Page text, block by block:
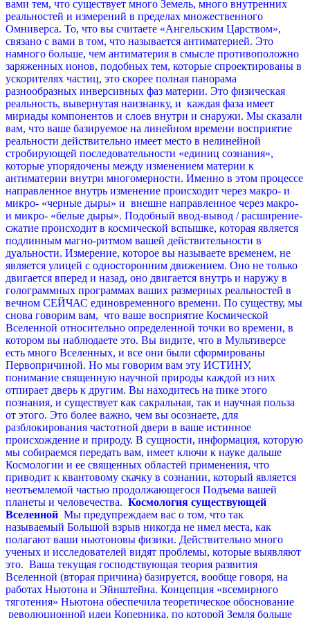
вами тем, что существует много Земель, много внутренних
реальностей и измерений в пределах множественного
Омниверса. То, что вы считаете «Ангельским Царством»,
связано с вами в том, что называется антиматерией. Это
намного больше, чем антиматерия в смысле противоположно
заряженных ионов, подобных тем, которые спроектированы в
ускорителях частиц, это скорее полная панорама
разнообразных инверсивных фаз материи. Это физическая
реальность, вывернутая наизнанку, и каждая фаза имеет
мириады компонентов и слоев внутри и снаружи. Мы сказали
вам, что ваше базируемое на линейном времени восприятие
реальности действительно имеет место в нелинейной
стробирующей последовательности «единиц сознания»,
которые упорядочены между изменением материи к
антиматерии внутри многомерности. Именно в этом процессе
направленное внутрь изменение происходит через макро- и
микро- «черные дыры» и внешне направленное через макро-
и микро- «белые дыры». Подобный ввод-вывод / расширение-
сжатие происходит в космической вспышке, которая является
подлинным магно-ритмом вашей действительности в
дуальности. Измерение, которое вы называете временем, не
является улицей с односторонним движением. Оно не только
двигается вперед и назад, оно двигается внутрь и наружу в
голограммных программах ваших размерных реальностей в
вечном СЕЙЧАС единовременного времени. По существу, мы
снова говорим вам, что ваше восприятие Космической
Вселенной относительно определенной точки во времени, в
котором вы наблюдаете это. Вы видите, что в Мультиверсе
есть много Вселенных, и все они были сформированы
Первопричиной. Но мы говорим вам эту ИСТИНУ,
понимание священную научной природы каждой из них
отпирает дверь к другим. Вы находитесь на пике этого
познания, и существует как сакральная, так и научная польза
от этого. Это более важно, чем вы осознаете, для
разблокирования частотной двери в ваше истинное
происхождение и природу. В сущности, информация, которую
мы собираемся передать вам, имеет ключи к науке дальше
Космологии и ее священных областей применения, что
приводит к квантовому скачку в сознании, который является
неотъемлемой частью продолжающегося Подъема вашей
планеты и человечества. Космология существующей
Вселенной Mы предупреждаем вас о том, что так
называемый Большой взрыв никогда не имел места, как
полагают ваши ньютоновы физики. Действительно много
ученых и исследователей видят проблемы, которые выявляют
это. Ваша текущая господствующая теория развития
Вселенной (вторая причина) базируется, вообще говоря, на
работах Ньютона и Эйнштейна. Концепция «всемирного
тяготения» Ньютона обеспечила теоретическое обоснование
революционной идеи Коперника, по которой Земля больше